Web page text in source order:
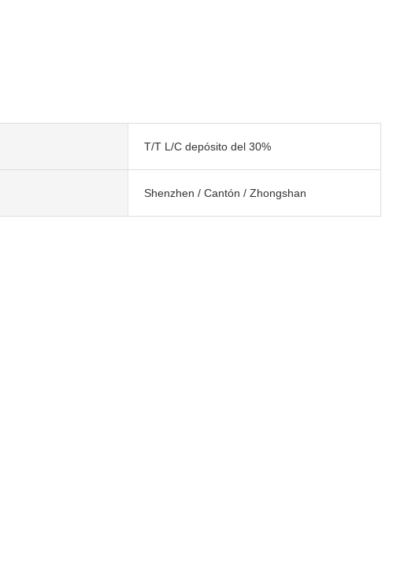
T/T L/C depósito del 30%
Shenzhen / Cantón / Zhongshan